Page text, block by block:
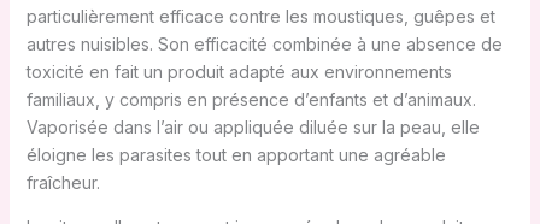
particulièrement efficace contre les moustiques, guêpes et
autres nuisibles. Son efficacité combinée à une absence de
toxicité en fait un produit adapté aux environnements
familiaux, y compris en présence d’enfants et d’animaux.
Vaporisée dans l’air ou appliquée diluée sur la peau, elle
éloigne les parasites tout en apportant une agréable
fraîcheur.